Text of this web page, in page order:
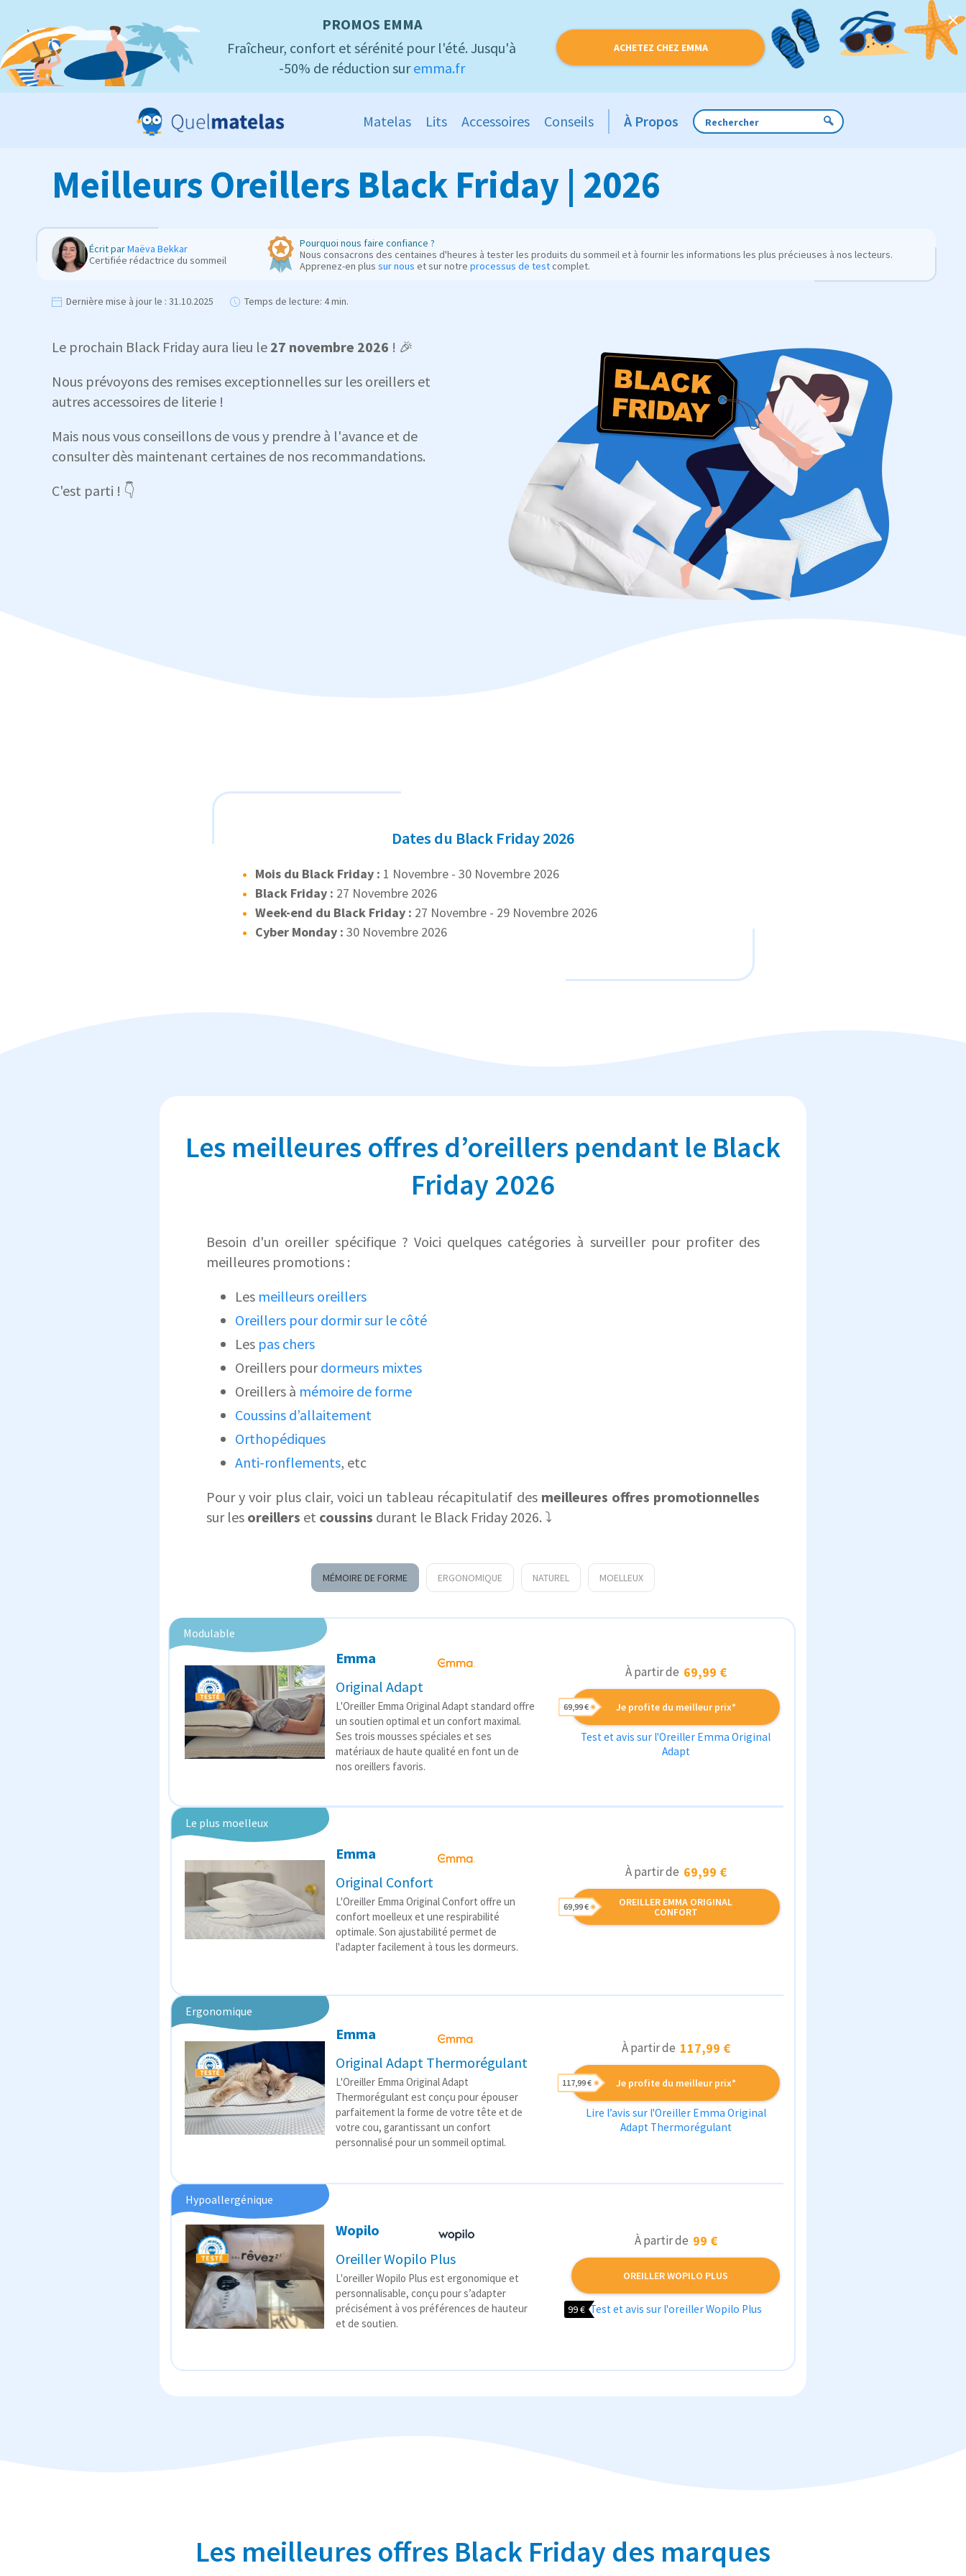
PROMOS EMMA
Fraîcheur, confort et sérénité pour l'été. Jusqu'à
-50% de réduction suremma.fr
ACHETEZ CHEZ EMMA
Matelas Lits Accessoires Conseils À Propos
Meilleurs Oreillers Black Friday | 2026
Écrit parMaëva Bekkar
Certifiée rédactrice du sommeil
Pourquoi nous faire confiance ?
Nous consacrons des centaines d'heures à tester les produits du sommeil et à fournir les informations les plus précieuses à nos lecteurs.
Apprenez-en plus sur nous et sur notre processus de testcomplet.
Dernière mise à jour le : 31.10.2025 Temps de lecture: 4 min.
Le prochain Black Friday aura lieu le 27 novembre 2026 ! 🎉
Nous prévoyons des remises exceptionnelles sur les oreillers et
autres accessoires de literie !
Mais nous vous conseillons de vous y prendre à l'avance et de
consulter dès maintenant certaines de nos recommandations.
C'est parti ! 👇
Dates du Black Friday 2026
Mois du Black Friday : 1 Novembre - 30 Novembre 2026
Black Friday : 27 Novembre 2026
Week-end du Black Friday : 27 Novembre - 29 Novembre 2026
Cyber Monday : 30 Novembre 2026
Les meilleures offres d’oreillers pendant le Black
Friday 2026
Besoin d'un oreiller spécifique ? Voici quelques catégories à surveiller pour profiter des
meilleures promotions :
Les meilleurs oreillers
Oreillers pour dormir sur le côté
Les pas chers
Oreillers pourdormeurs mixtes
Oreillers à mémoire de forme
Coussins d’allaitement
Orthopédiques
Anti-ronflements, etc
Pour y voir plus clair, voici un tableau récapitulatif des meilleures offres promotionnelles
sur les oreillers et coussins durant le Black Friday 2026. ⤵️
MÉMOIRE DE FORME ERGONOMIQUE NATUREL MOELLEUX
Modulable
Emma
Original Adapt
L'Oreiller Emma Original Adapt standard offre
un soutien optimal et un confort maximal.
Ses trois mousses spéciales et ses
matériaux de haute qualité en font un de
nos oreillers favoris.
À partir de 69,99 €
Je profite du meilleur prix*
69,99 €
Test et avis sur l'Oreiller Emma Original
Adapt
Le plus moelleux
Emma
Original Confort
L'Oreiller Emma Original Confort offre un
confort moelleux et une respirabilité
optimale. Son ajustabilité permet de
l'adapter facilement à tous les dormeurs.
À partir de 69,99 €
OREILLER EMMA ORIGINAL
CONFORT
69,99 €
Ergonomique
Emma
Original Adapt Thermorégulant
L'Oreiller Emma Original Adapt
Thermorégulant est conçu pour épouser
parfaitement la forme de votre tête et de
votre cou, garantissant un confort
personnalisé pour un sommeil optimal.
À partir de 117,99 €
Je profite du meilleur prix*
117,99 €
Lire l’avis sur l'Oreiller Emma Original
Adapt Thermorégulant
Hypoallergénique
Wopilo
Oreiller Wopilo Plus
L'oreiller Wopilo Plus est ergonomique et
personnalisable, conçu pour s’adapter
précisément à vos préférences de hauteur
et de soutien.
À partir de 99 €
OREILLER WOPILO PLUS
99 € Test et avis sur l'oreiller Wopilo Plus
Les meilleures offres Black Friday des marques